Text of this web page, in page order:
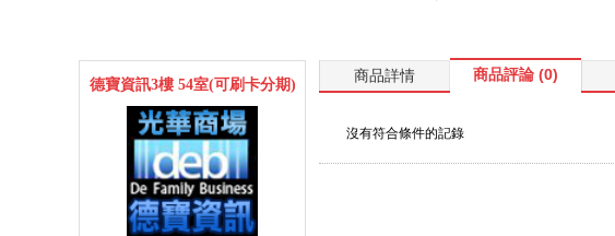
德寶資訊3樓 54室(可刷卡分期)
商品詳情 商品評論 (0)
沒有符合條件的記錄